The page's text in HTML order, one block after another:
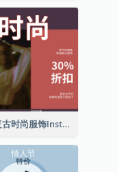
方格复古时尚服饰Instagram帖子